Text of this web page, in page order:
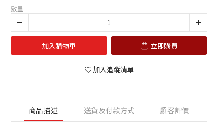
數量
加入購物車 立即購買
加入追蹤清單
商品描述 送貨及付款方式 顧客評價